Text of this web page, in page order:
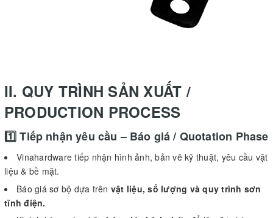
II. QUY TRÌNH SẢN XUẤT /
PRODUCTION PROCESS
1️⃣ Tiếp nhận yêu cầu – Báo giá / Quotation Phase
Vinahardware tiếp nhận hình ảnh, bản vẽ kỹ thuật, yêu cầu vật
liệu & bề mặt.
Báo giá sơ bộ dựa trên vật liệu, số lượng và quy trình sơn
tĩnh điện.